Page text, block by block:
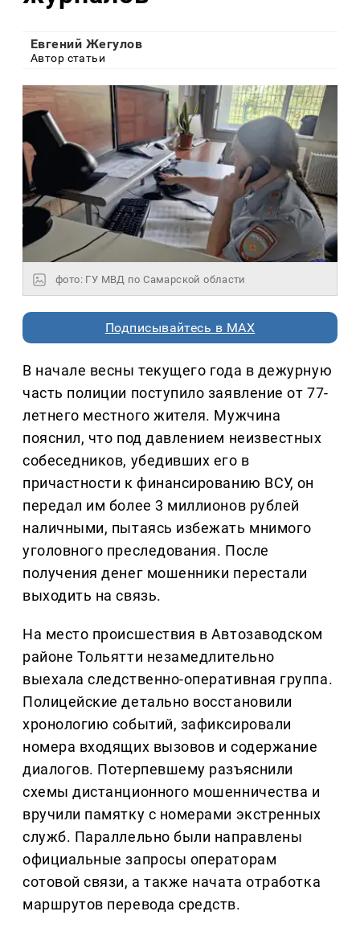
Евгений Жегулов
Автор статьи
фото: ГУ МВД по Самарской области
Подписывайтесь в MAX
В начале весны текущего года в дежурную
часть полиции поступило заявление от 77-
летнего местного жителя. Мужчина
пояснил, что под давлением неизвестных
собеседников, убедивших его в
причастности к финансированию ВСУ, он
передал им более 3 миллионов рублей
наличными, пытаясь избежать мнимого
уголовного преследования. После
получения денег мошенники перестали
выходить на связь.
На место происшествия в Автозаводском
районе Тольятти незамедлительно
выехала следственно-оперативная группа.
Полицейские детально восстановили
хронологию событий, зафиксировали
номера входящих вызовов и содержание
диалогов. Потерпевшему разъяснили
схемы дистанционного мошенничества и
вручили памятку с номерами экстренных
служб. Параллельно были направлены
официальные запросы операторам
сотовой связи, а также начата отработка
маршрутов перевода средств.